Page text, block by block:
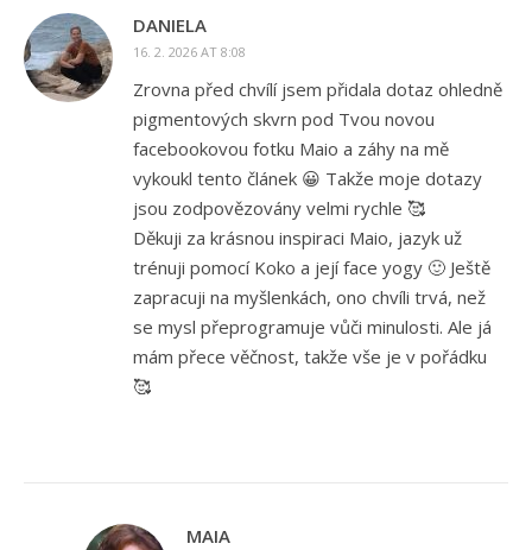
DANIELA
16. 2. 2026 AT 8:08
Zrovna před chvílí jsem přidala dotaz ohledně
pigmentových skvrn pod Tvou novou
facebookovou fotku Maio a záhy na mě
vykoukl tento článek 😀 Takže moje dotazy
jsou zodpovězovány velmi rychle 🥰
Děkuji za krásnou inspiraci Maio, jazyk už
trénuji pomocí Koko a její face yogy 🙂 Ještě
zapracuji na myšlenkách, ono chvíli trvá, než
se mysl přeprogramuje vůči minulosti. Ale já
mám přece věčnost, takže vše je v pořádku
🥰
MAIA